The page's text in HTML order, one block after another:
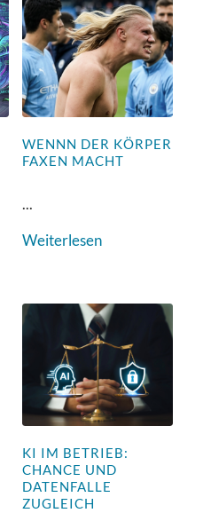
WENNN DER KÖRPER
FAXEN MACHT
...
Weiterlesen
KI IM BETRIEB:
CHANCE UND
DATENFALLE
ZUGLEICH